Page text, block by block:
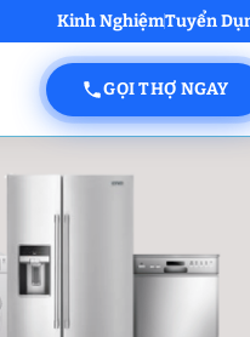
Kinh NghiệmTuyển
GỌI THỢ NGAY